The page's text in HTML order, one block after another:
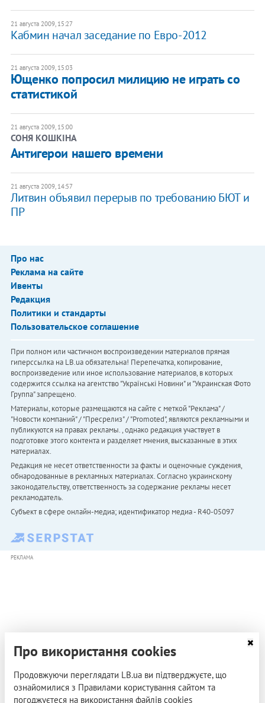
21 августа 2009, 15:27
Кабмин начал заседание по Евро-2012
21 августа 2009, 15:03
Ющенко попросил милицию не играть со
статистикой
21 августа 2009, 15:00
СОНЯ КОШКІНА
Антигерои нашего времени
21 августа 2009, 14:57
Литвин объявил перерыв по требованию БЮТ и
ПР
Про нас
Реклама на сайте
Ивенты
Редакция
Политики и стандарты
Пользовательское соглашение
При полном или частичном воспроизведении материалов прямая
гиперссылка на LB.ua обязательна! Перепечатка, копирование,
воспроизведение или иное использование материалов, в которых
содержится ссылка на агентство "Українськi Новини" и "Украинская Фото
Группа" запрещено.
Материалы, которые размещаются на сайте с меткой "Реклама" /
"Новости компаний" / "Пресрелиз" / "Promoted", являются рекламными и
публикуются на правах рекламы. , однако редакция участвует в
подготовке этого контента и разделяет мнения, высказанные в этих
материалах.
Редакция не несет ответственности за факты и оценочные суждения,
обнародованные в рекламных материалах. Согласно украинскому
законодательству, ответственность за содержание рекламы несет
рекламодатель.
Субъект в сфере онлайн-медиа; идентификатор медиа - R40-05097
РЕКЛАМА
Про використання cookies
Продовжуючи переглядати LB.ua ви підтверджуєте, що
ознайомилися з Правилами користування сайтом та
погоджуєтеся на використання файлів cookies